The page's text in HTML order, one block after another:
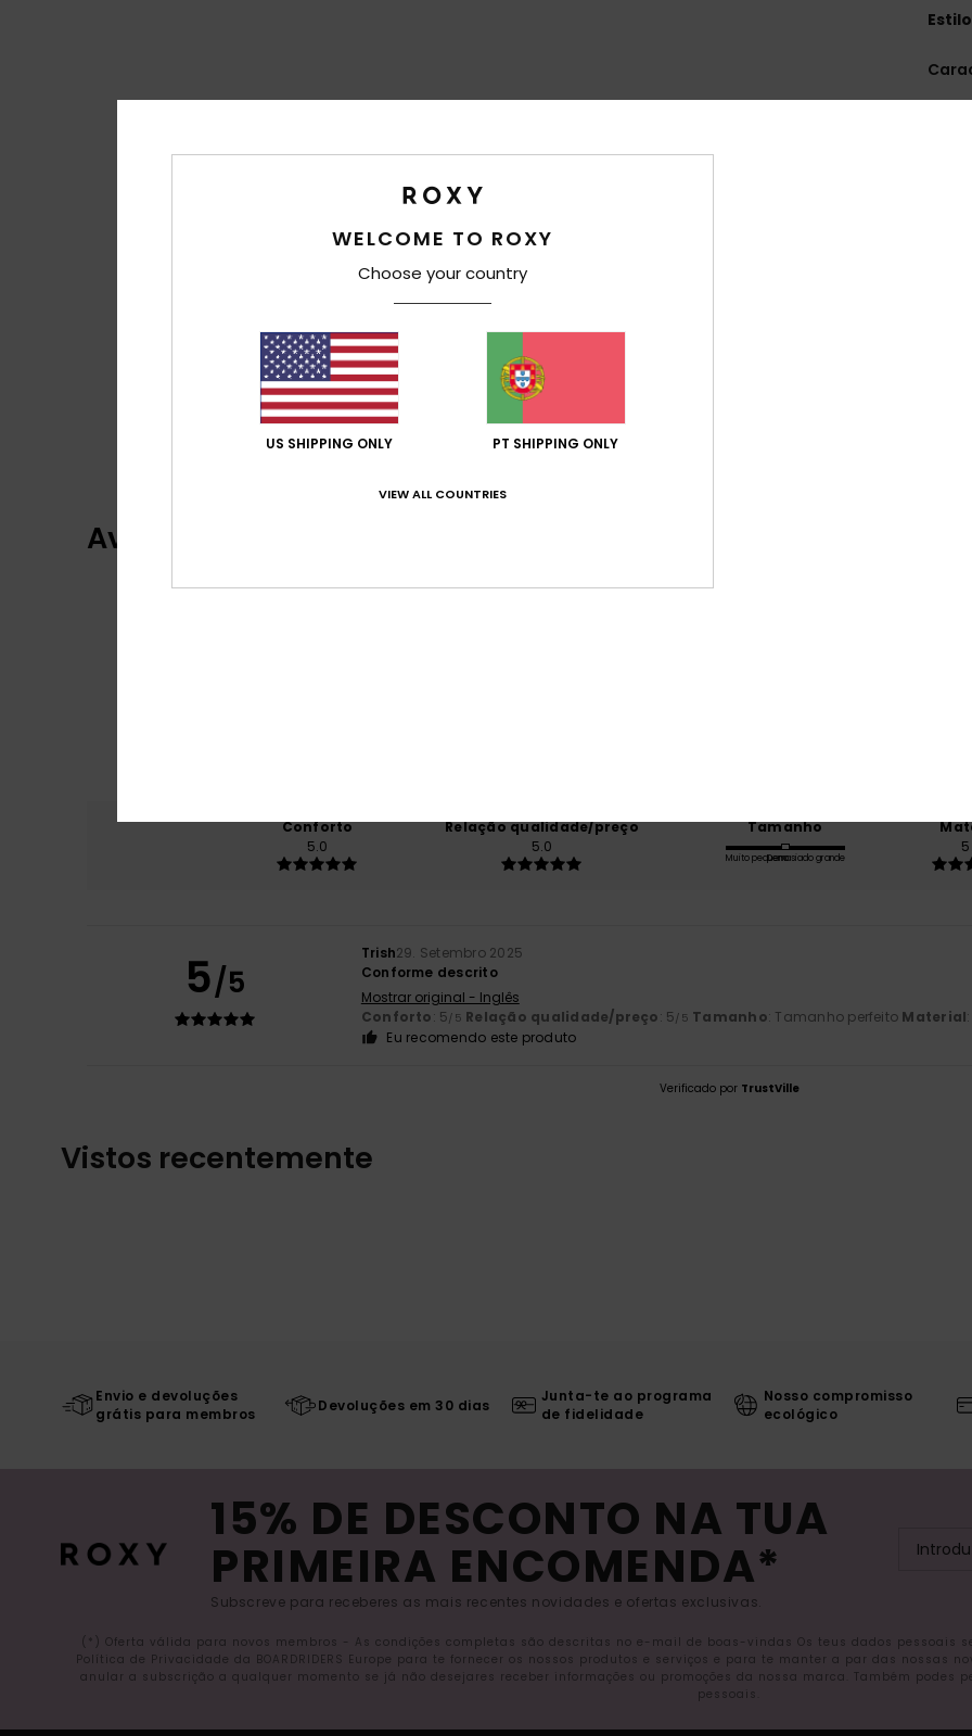
Estilo
Avaliações dos clientes
Conforto
5.0
Relação qualidade/preço
5.0
Tamanho
Muito pequenoDemasiado grande
5/5
Trish29. Setembro 2025
Conforme descrito
Mostrar original - Inglês
Conforto: 5/5 Relação qualidade/preço: 5/5 Tamanho: Tamanho perfeito Material
Eu recomendo este produto
Verificado por TrustVille
Vistos recentemente
Envio e devoluções
grátis para membros
Devoluções em 30 dias
Junta-te ao programa
de fidelidade
Nosso compromisso
ecológico
15% DE DESCONTO NA TUA
PRIMEIRA ENCOMENDA*
Subscreve para receberes as mais recentes novidades e ofertas exclusivas.
(*) Oferta válida para novos membros - As condições completas são descritas no e-mail de boas-vindas Os teus dados pessoais
Política de Privacidade da BOARDRIDERS Europe para te fornecer os nossos produtos e serviços e para te manter a par das nossas
anular a subscrição a qualquer momento se já não desejares receber informações ou promoções da nossa marca. Também
pessoais.
WELCOME TO ROXY
Choose your country
US SHIPPING ONLY PT SHIPPING ONLY
VIEW ALL COUNTRIES